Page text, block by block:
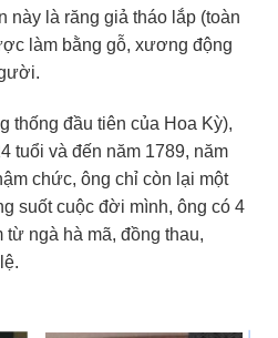
này là răng giả tháo lắp (toàn
làm bằng gỗ, xương động
thống đầu tiên của Hoa Kỳ),
tuổi và đến năm 1789, năm
chức, ông chỉ còn lại một
suốt cuộc đời mình, ông có 4
từ ngà hà mã, đồng thau,